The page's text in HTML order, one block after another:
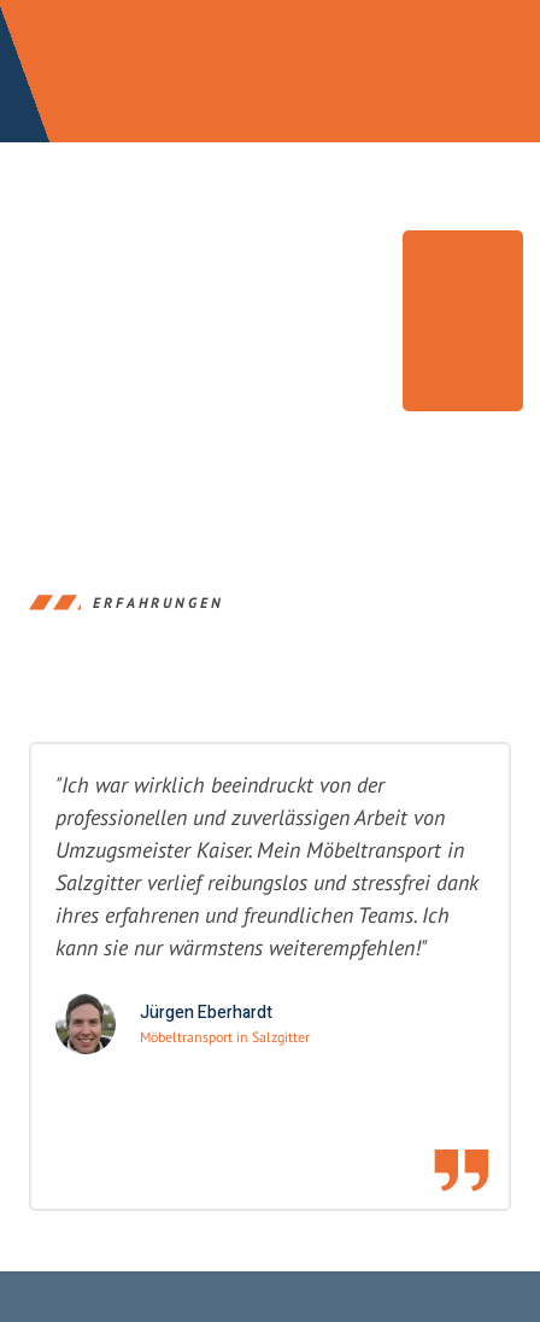
ERFAHRUNGEN
"Ich war wirklich beeindruckt von der
professionellen und zuverlässigen Arbeit von
Umzugsmeister Kaiser. Mein Möbeltransport in
Salzgitter verlief reibungslos und stressfrei dank
ihres erfahrenen und freundlichen Teams. Ich
kann sie nur wärmstens weiterempfehlen!"
Jürgen Eberhardt
Möbeltransport in Salzgitter